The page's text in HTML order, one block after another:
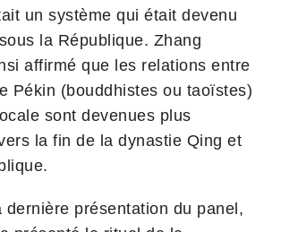
un système qui était devenu
la République. Zhang
affirmé que les relations entre
Pékin (bouddhistes ou taoïstes)
sont devenues plus
la fin de la dynastie Qing et
dernière présentation du panel,